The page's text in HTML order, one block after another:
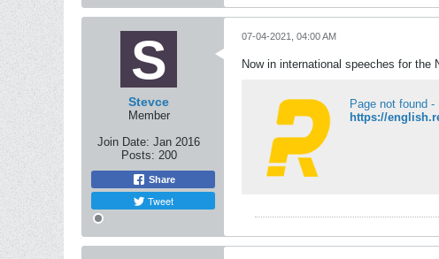
Stevce
Member
Join Date: Jan 2016
Posts: 200
Share
Tweet
07-04-2021, 04:00 AM
Now in international speeches for
Page not found